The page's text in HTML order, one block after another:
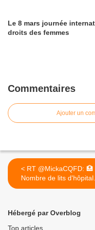
Le 8 mars journée
droits des femmes
Commentaires
Ajouter un
< RT @MickaCQFD: 🏥
Nombre de lits d'hôpital
en...
Hébergé par Overblog
Top articles